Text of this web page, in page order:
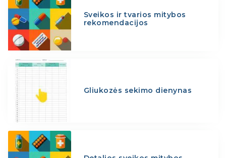
Sveikos ir tvarios mitybos
rekomendacijos
Gliukozės sekimo dienynas